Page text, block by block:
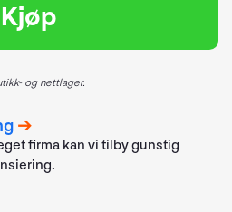
Kjøp
og nettlager.
firma kan vi tilby gunstig